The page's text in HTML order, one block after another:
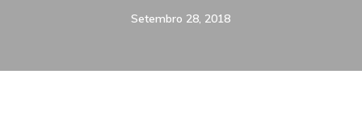
Setembro 28, 2018